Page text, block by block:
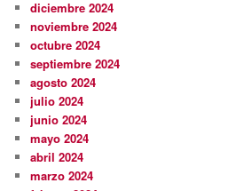
diciembre 2024
noviembre 2024
octubre 2024
septiembre 2024
agosto 2024
julio 2024
junio 2024
mayo 2024
abril 2024
marzo 2024